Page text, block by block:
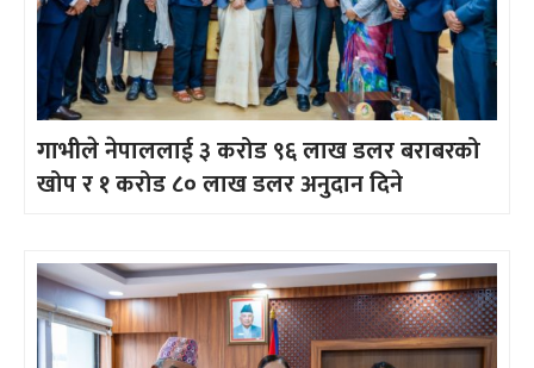
गाभीले नेपाललाई ३ करोड ९६ लाख डलर बराबरको
खोप र १ करोड ८० लाख डलर अनुदान दिने